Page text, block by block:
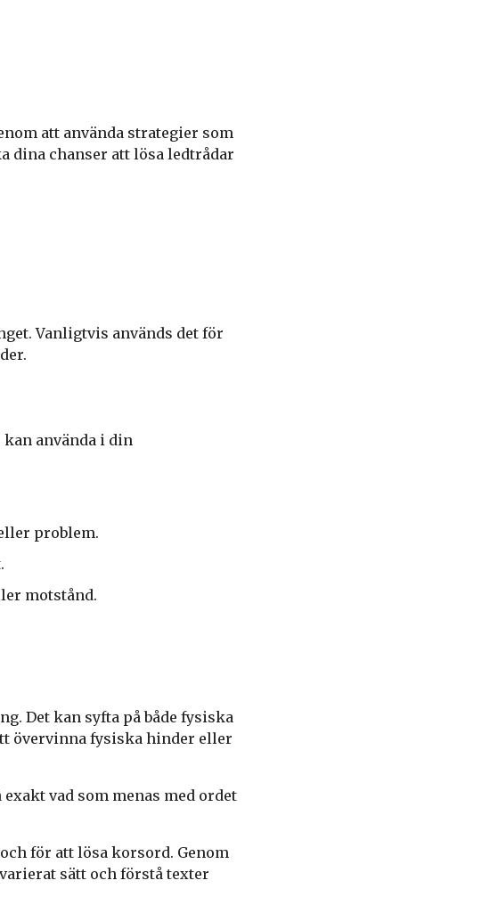
att använda strategier som
dina chanser att lösa ledtrådar
Vanligtvis används det för
använda i din
problem.
motstånd.
Det kan syfta på både fysiska
övervinna fysiska hinder eller
vad som menas med ordet
för att lösa korsord. Genom
sätt och förstå texter